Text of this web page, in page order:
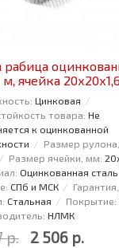
рабица
м, ячейка
Цинковая
товара: Не
к оцинкованной
Размер
Размер ячейки, мм:
Оцинкованная сталь
СПб и МСК
Стальная Покрытие:
НЛМК
р. 2 506 р.